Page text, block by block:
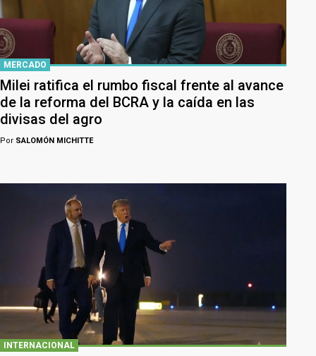
MERCADO
Milei ratifica el rumbo fiscal frente al avance
de la reforma del BCRA y la caída en las
divisas del agro
Por SALOMÓN MICHITTE
INTERNACIONAL